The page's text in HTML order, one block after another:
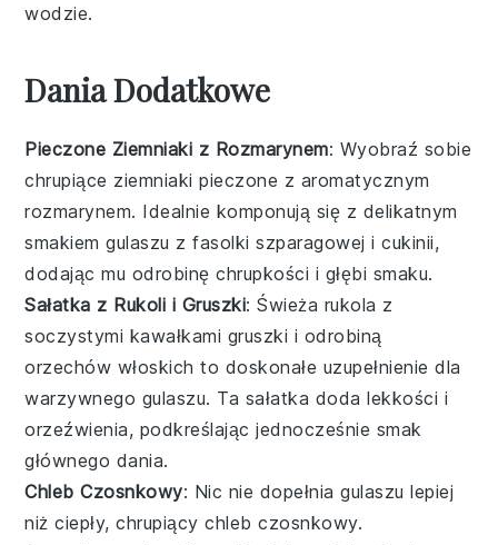
wodzie.
Dania Dodatkowe
Pieczone Ziemniaki z Rozmarynem: Wyobraź sobie
chrupiące ziemniaki pieczone z aromatycznym
rozmarynem. Idealnie komponują się z delikatnym
smakiemgulaszu z fasolki szparagowej i cukinii,
dodając mu odrobinę chrupkości i głębi smaku.
Sałatka z Rukoli i Gruszki: Świeża rukola z
soczystymi kawałkami gruszki i odrobiną
orzechów włoskich to doskonałe uzupełnienie dla
warzywnego gulaszu. Ta sałatka doda lekkości i
orzeźwienia, podkreślając jednocześnie smak
głównego dania.
Chleb Czosnkowy: Nic nie dopełniagulaszu lepiej
niż ciepły, chrupiącychleb czosnkowy.